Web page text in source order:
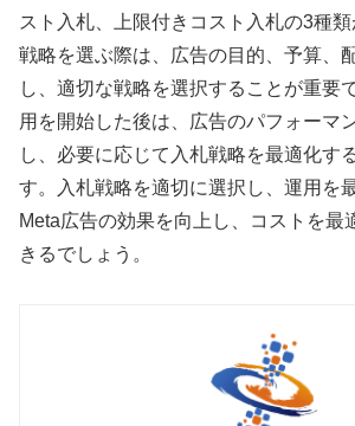
スト入札、上限付きコスト入札の3種
戦略を選ぶ際は、広告の目的、予算、
し、適切な戦略を選択することが重要
用を開始した後は、広告のパフォーマ
し、必要に応じて入札戦略を最適化す
す。入札戦略を適切に選択し、運用を
Meta広告の効果を向上し、コストを最
きるでしょう。